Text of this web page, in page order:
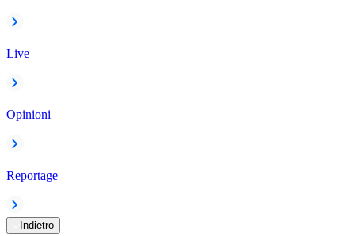
Live
Opinioni
Reportage
Indietro